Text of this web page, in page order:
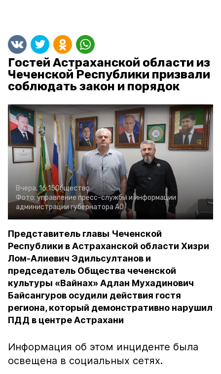
Гостей Астраханской области из
Чеченской Республики призвали
соблюдать закон и порядок
Вчера, 16:15Общество
Фото: управление пресс-службы и информации
администрации губернатора АО
Представитель главы Чеченской
Республики в Астраханской области Хизри
Лом-Алиевич Эдильсултанов и
председатель Общества чеченской
культуры «Вайнах» Адлан Мухадинович
Байсангуров осудили действия гостя
региона, который демонстративно нарушил
ПДД в центре Астрахани
Информация об этом инциденте была
освещена в социальных сетях.